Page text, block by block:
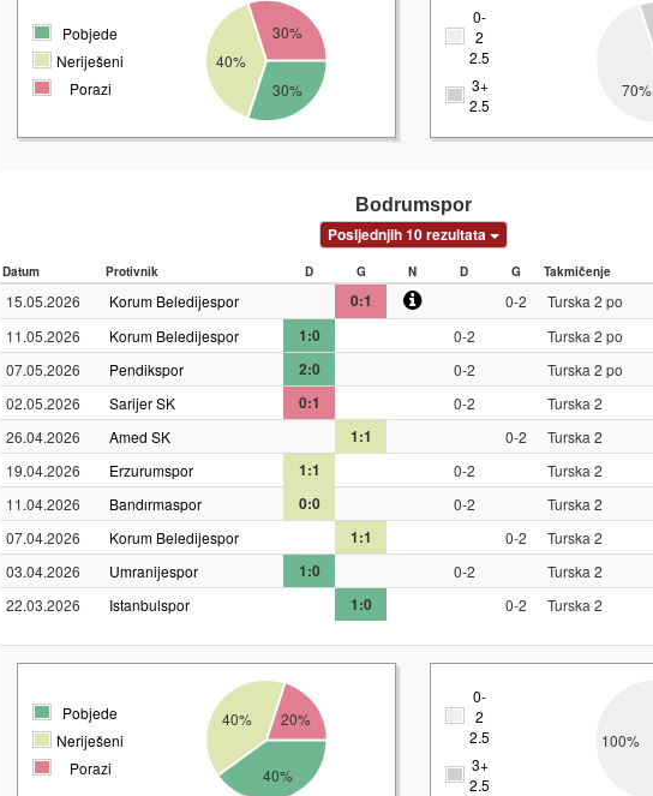
Pobjede
Neriješeni
Porazi
30%
40%
30%
0-
2
2.5
3+
2.5
70%
Bodrumspor
Posljednjih 10 rezultata
Datum Protivnik D G N D G Takmičenje
15.05.2026 Korum Beledijespor 0:1 0-2 Turska 2 po
11.05.2026
Korum Beledijespor 1:0 0-2 Turska 2 po
07.05.2026
Pendikspor 2:0 0-2 Turska 2 po
02.05.2026
Sarijer SK 0:1 0-2 Turska 2
26.04.2026
Amed SK 1:1 0-2 Turska 2
19.04.2026
Erzurumspor 1:1 0-2 Turska 2
11.04.2026
Bandırmaspor 0:0 0-2 Turska 2
07.04.2026
Korum Beledijespor 1:1 0-2 Turska 2
03.04.2026
Umranijespor 1:0 0-2 Turska 2
22.03.2026
Istanbulspor 1:0 0-2 Turska 2
Pobjede
Neriješeni
Porazi
40%
40% 20%
0-
2
2.5
3+
2.5
100%